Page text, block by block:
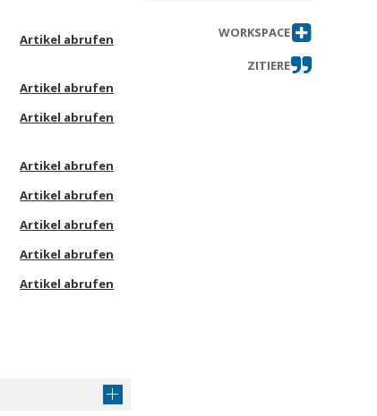
Artikel abrufen
Artikel abrufen
Artikel abrufen
Artikel abrufen
Artikel abrufen
Artikel abrufen
Artikel abrufen
Artikel abrufen
WORKSPACE
ZITIERE